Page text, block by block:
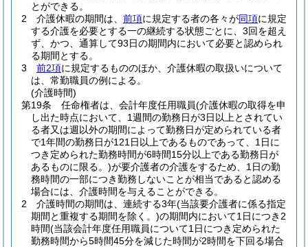
とができる。
2
介護休暇の期間は、 前項に規定する者の各々が同項に規定
する介護を必要とする一の継続する状態ごとに、3回を超え
ず、かつ、通算して93日の期間内において必要と認められ
る期間とする。
3
前2項に規定するもののほか、介護休暇の取扱いについて
は、常勤職員の例による。
(介護時間)
第19条
任命権者は、会計年度任用職員(介護休暇の取得を申
し出た時点において、1週間の勤務日が3日以上とされてい
る者又は週以外の期間によって勤務日が定められている者
で1年間の勤務日が121日以上であるものであって、1日に
つき定められた勤務時間が6時間15分以上である勤務日が
あるものに限る。)が要介護者の介護をするため、1日の勤
務時間の一部につき勤務しないことが相当であると認める
場合には、介護時間を与えることができる。
2
介護時間の期間は、連続する3年(当該要介護者に係る指定
期間と重複する期間を除く。)の期間内において1日につき2
時間(当該会計年度任用職員について1日につき定められた
勤務時間から5時間45分を減じた時間が2時間を下回る場合